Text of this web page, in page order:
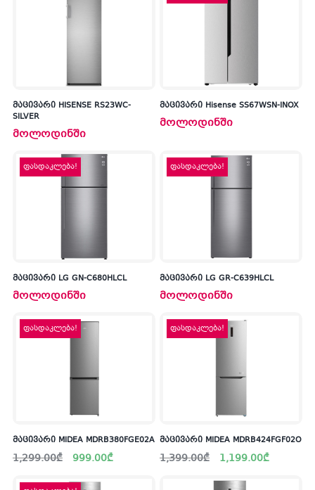
მაცივარი HISENSE RS23WC-
SILVER
მოლოდინში
მაცივარი Hisense SS67WSN-INOX
მოლოდინში
ფასდაკლება!
მაცივარი LG GN-C680HLCL
მოლოდინში
ფასდაკლება!
მაცივარი LG GR-C639HLCL
მოლოდინში
ფასდაკლება!
მაცივარი MIDEA MDRB380FGE02A
1,299.00₾
Original
price
1,299.00₾.
999.00₾
Current
price
999.00₾.
ფასდაკლება!
მაცივარი MIDEA MDRB424FGF02O
1,399.00₾
Original
price
1,199.00₾
Current
price